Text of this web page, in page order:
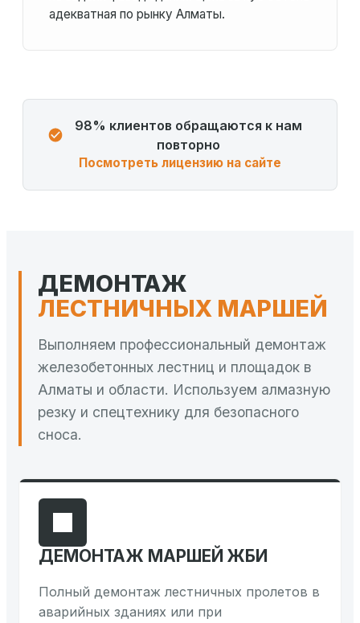
адекватная по рынку Алматы.
98% клиентов обращаются к нам
повторно
Посмотреть лицензию на сайте
ДЕМОНТАЖ
ЛЕСТНИЧНЫХ МАРШЕЙ
Выполняем профессиональный демонтаж
железобетонных лестниц и площадок в
Алматы и области. Используем алмазную
резку и спецтехнику для безопасного
сноса.
ДЕМОНТАЖ МАРШЕЙ ЖБИ
Полный демонтаж лестничных пролетов в
аварийных зданиях или при